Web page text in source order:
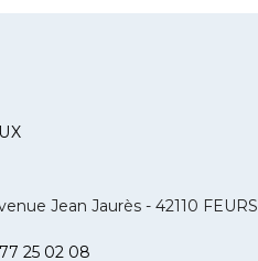
Jean Jaurès - 42110 FEURS
25 02 08